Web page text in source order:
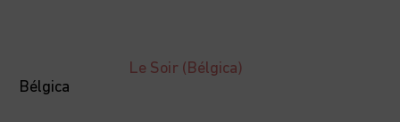
Bélgica
Le Soir (Bélgica)